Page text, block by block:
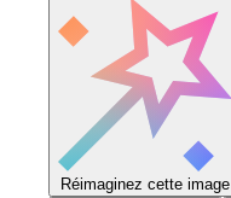
Réimaginez cette image